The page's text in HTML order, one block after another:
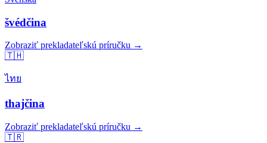
švédčina
Zobraziť prekladateľskú príručku →
🇹🇭
ไทย
thajčina
Zobraziť prekladateľskú príručku →
🇹🇷